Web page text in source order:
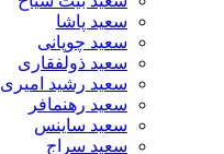
سعید پاشا
سعید چوپانی
سعید ذولفقاری
سعید رشید امیری
سعید رهنمافر
سعید ساینس
سعید سراج